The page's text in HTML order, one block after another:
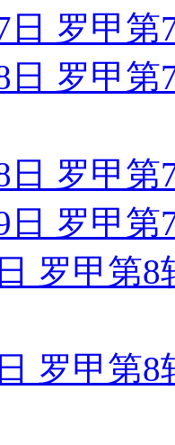
日 罗甲
日 罗甲
日 罗甲
日 罗甲
罗甲第
罗甲第